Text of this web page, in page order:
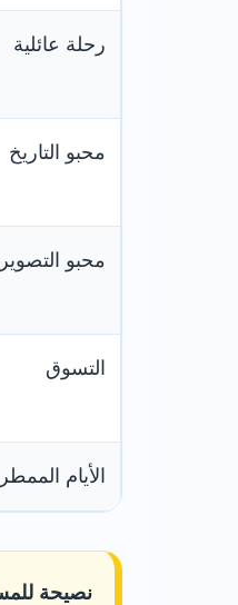
رحلة عائلية
محبو التاريخ
محبو التصوير
التسوق
الأيام
نصيحة